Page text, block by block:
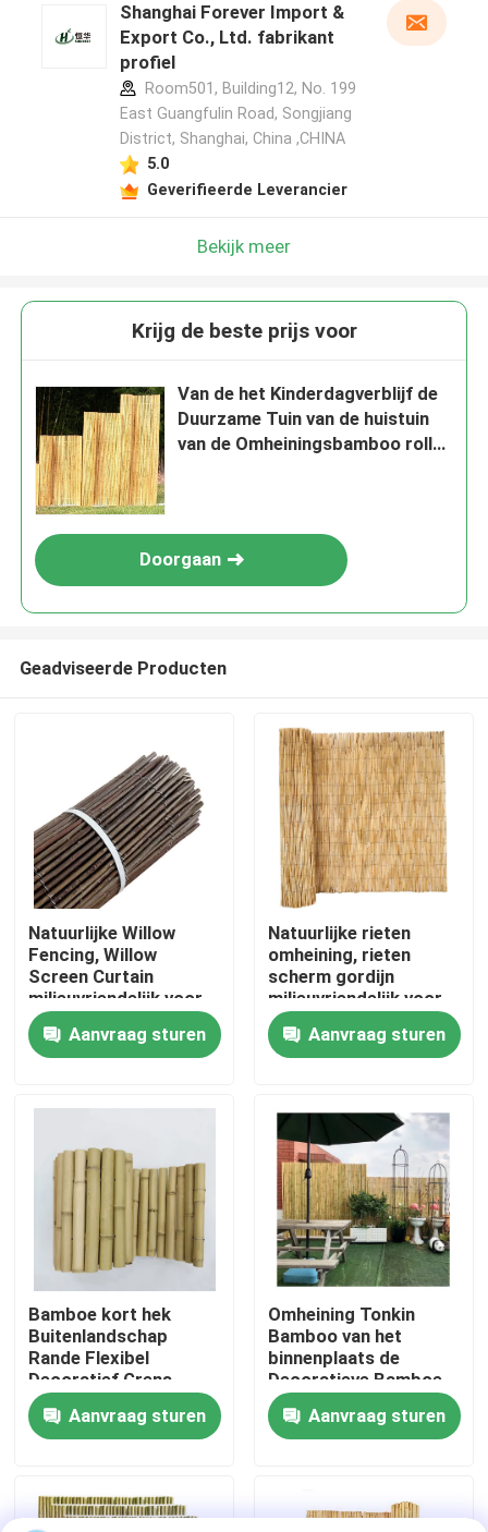
Huis
Producten
Videos
Ongeveer ons
Fabrieksreis
Kwaliteitscontrole
Contact de V.S.
Nieuws
Bamboe Grondstof
Shanghai Forever Import &
Export Co., Ltd. fabrikant
profiel
Room501, Building12, No. 199
East Guangfulin Road, Songjiang
District, Shanghai, China ,CHINA
5.0
Geverifieerde Leverancier
Bekijk meer
Krijg de beste prijs voor
Van de het Kinderdagverblijf de
Duurzame Tuin van de huistuin
van de Omheiningsbamboo roller
Doorgaan
Geadviseerde Producten
Natuurlijke Willow
Fencing, Willow
Screen Curtain
milieuvriendelijk voor
tuin, balkon, buiten,
achtertuin Patio
Decors hek rollen-
Aanvraag sturen
Natuurlijke rieten
omheining, rieten
scherm gordijn
milieuvriendelijk voor
tuin, balkon, buiten,
achtertuin patio
decoratie hek rollen 1
Aanvraag sturen
Bamboe kort hek
Buitenlandschap
Rande Flexibel
Decoratief Grens
Aanvraag sturen
Omheining Tonkin
Bamboo van het
binnenplaats de
Decoratieve Bamboe
1.5m
Openluchttuinomheining
Aanvraag sturen